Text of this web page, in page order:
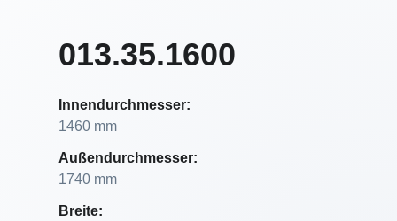
013.35.1600
Innendurchmesser:
1460 mm
Außendurchmesser:
1740 mm
Breite: